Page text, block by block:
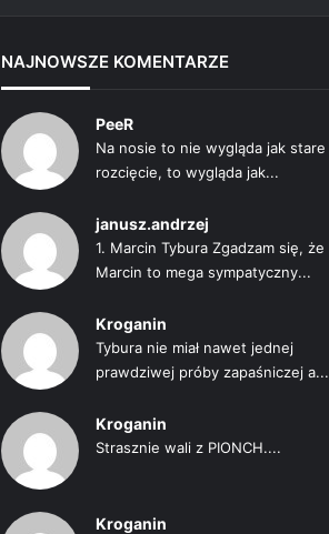
NAJNOWSZE KOMENTARZE
PeeR
Na nosie to nie wygląda jak stare
rozcięcie, to wygląda jak...
janusz.andrzej
1. Marcin Tybura Zgadzam się, że
Marcin to mega sympatyczny...
Kroganin
Tybura nie miał nawet jednej
prawdziwej próby zapaśniczej a...
Kroganin
Strasznie wali z PIONCH....
Kroganin